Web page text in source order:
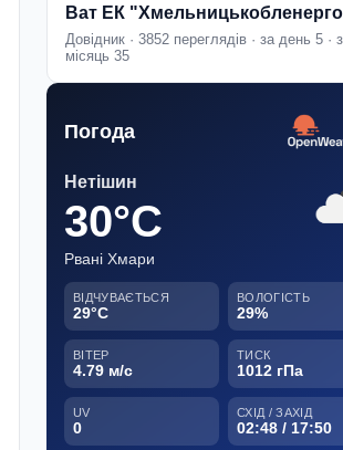
Ват ЕК
Довідник · 3852 переглядів · за день 5 ·
місяць 35
Погода
Нетішин
30°C
Рвані Хмари
ВІДЧУВАЄТЬСЯ
29°C
ВОЛОГІСТЬ
29%
ВІТЕР
4.79 м/с
ТИСК
1012 гПа
UV
0
СХІД / ЗАХІД
02:48 / 17:50